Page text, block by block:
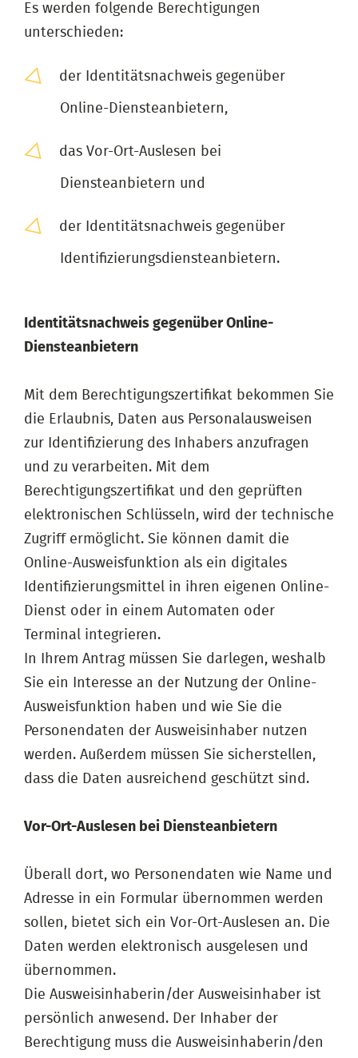
Es werden folgende Berechtigungen
unterschieden:
der Identitätsnachweis gegenüber
Online-Diensteanbietern,
das Vor-Ort-Auslesen bei
Diensteanbietern und
der Identitätsnachweis gegenüber
Identifizierungsdiensteanbietern.
Identitätsnachweis gegenüber Online-
Diensteanbietern
Mit dem Berechtigungszertifikat bekommen Sie
die Erlaubnis, Daten aus Personalausweisen
zur Identifizierung des Inhabers anzufragen
und zu verarbeiten. Mit dem
Berechtigungszertifikat und den geprüften
elektronischen Schlüsseln, wird der technische
Zugriff ermöglicht. Sie können damit die
Online-Ausweisfunktion als ein digitales
Identifizierungsmittel in ihren eigenen Online-
Dienst oder in einem Automaten oder
Terminal integrieren.
In Ihrem Antrag müssen Sie darlegen, weshalb
Sie ein Interesse an der Nutzung der Online-
Ausweisfunktion haben und wie Sie die
Personendaten der Ausweisinhaber nutzen
werden. Außerdem müssen Sie sicherstellen,
dass die Daten ausreichend geschützt sind.
Vor-Ort-Auslesen bei Diensteanbietern
Überall dort, wo Personendaten wie Name und
Adresse in ein Formular übernommen werden
sollen, bietet sich ein Vor-Ort-Auslesen an. Die
Daten werden elektronisch ausgelesen und
übernommen.
Die Ausweisinhaberin/der Ausweisinhaber ist
persönlich anwesend. Der Inhaber der
Berechtigung muss die Ausweisinhaberin/den